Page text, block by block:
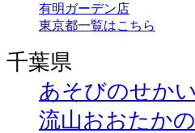
有明ガーデン店
東京都一覧はこちら
千葉県
あそびのせかい
流山おおたか